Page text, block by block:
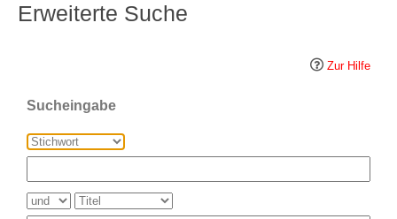
Erweiterte Suche
Zur Hilfe
Sucheingabe